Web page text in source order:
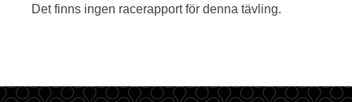
Det finns ingen racerapport för denna tävling.